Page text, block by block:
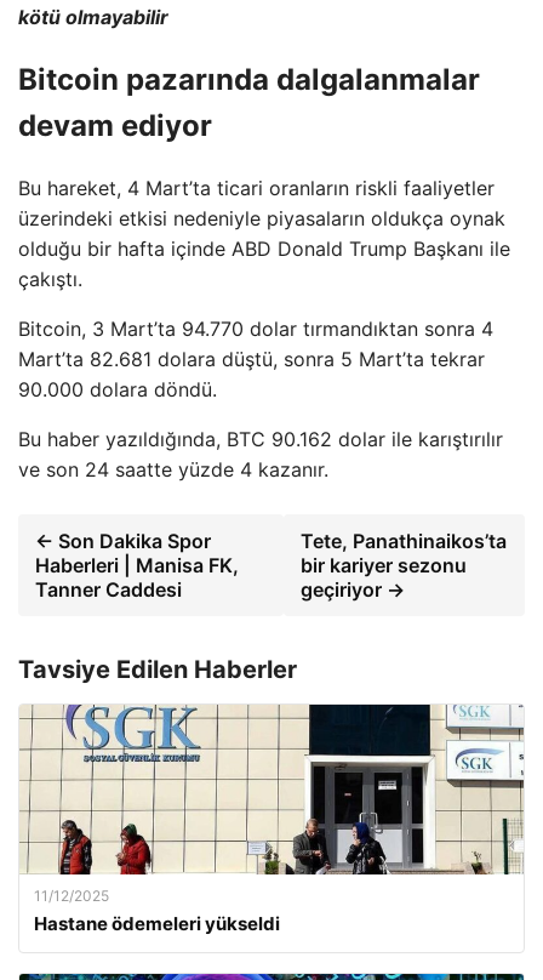
kötü olmayabilir
Bitcoin pazarında dalgalanmalar
devam ediyor
Bu hareket, 4 Mart’ta ticari oranların riskli faaliyetler
üzerindeki etkisi nedeniyle piyasaların oldukça oynak
olduğu bir hafta içinde ABD Donald Trump Başkanı ile
çakıştı.
Bitcoin, 3 Mart’ta 94.770 dolar tırmandıktan sonra 4
Mart’ta 82.681 dolara düştü, sonra 5 Mart’ta tekrar
90.000 dolara döndü.
Bu haber yazıldığında, BTC 90.162 dolar ile karıştırılır
ve son 24 saatte yüzde 4 kazanır.
← Son Dakika Spor
Haberleri | Manisa FK,
Tanner Caddesi
Tete, Panathinaikos’ta
bir kariyer sezonu
geçiriyor →
Tavsiye Edilen Haberler
11/12/2025
Hastane ödemeleri yükseldi